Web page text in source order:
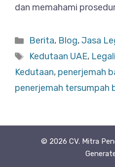
dan memahami
Categories
Berita, Blog,Jasa
Tags
Kedutaan UAE,
Kedutaan, penerjemah
penerjemah tersumpah
© 2026 CV. Mitra